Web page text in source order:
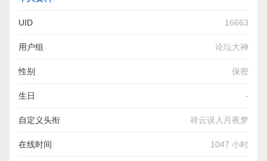
UID 16663
用户组 论坛大神
性别 保密
生日 -
自定义头衔 祥云误入月夜梦
在线时间 1047 小时